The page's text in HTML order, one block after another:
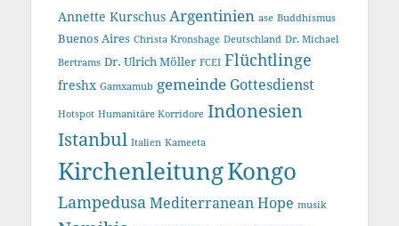
Annette Kurschus Argentinien ase Buddhismus
Buenos Aires Christa Kronshage Deutschland Dr. Michael
Bertrams Dr. Ulrich Möller FCEI Flüchtlinge
freshx Gamxamub gemeinde Gottesdienst
Hotspot Humanitäre Korridore Indonesien
Istanbul Italien Kameeta
KirchenleitungKongo
Lampedusa Mediterranean Hope musik